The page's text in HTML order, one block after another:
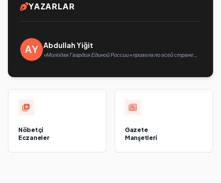
YAZARLAR
Abdullah Yiğit
«Молодая Гвардия Единой России» провела по всей стране
Nöbetçi
Eczaneler
Gazete
Manşetleri